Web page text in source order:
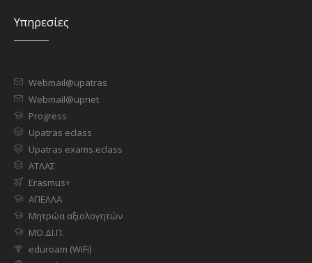
Υπηρεσίες
Webmail@upatras
Webmail@upnet
Progress
Upatras eclass
Upatras exams.eclass
ΑΤΛΑΣ
Erasmus+
ΑΠΕΛΛΑ
Μητρώα αξιολογητών
ΜΟ.ΔΙ.Π.
eduroam (WiFi)